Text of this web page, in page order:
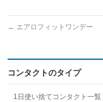
← エアロフィットワンデー
コンタクトのタイプ
1日使い捨てコンタクト一覧